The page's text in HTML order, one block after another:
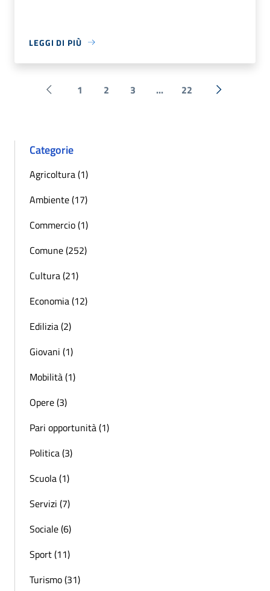
LEGGI DI PIÙ
Pagina precedente
1 2 3 ... 22 Successiva
Categorie
Agricoltura (1)
Ambiente (17)
Commercio (1)
Comune (252)
Cultura (21)
Economia (12)
Edilizia (2)
Giovani (1)
Mobilità (1)
Opere (3)
Pari opportunità (1)
Politica (3)
Scuola (1)
Servizi (7)
Sociale (6)
Sport (11)
Turismo (31)